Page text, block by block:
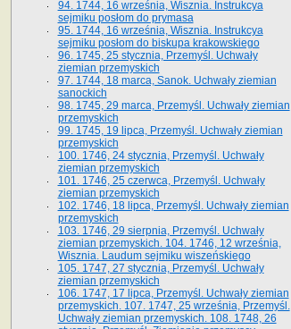
94. 1744, 16 września, Wisznia. Instrukcya
sejmiku posłom do prymasa
95. 1744, 16 września, Wisznia. Instrukcya
sejmiku posłom do biskupa krakowskiego
96. 1745, 25 stycznia, Przemyśl. Uchwały
ziemian przemyskich
97. 1744, 18 marca, Sanok. Uchwały ziemian
sanockich
98. 1745, 29 marca, Przemyśl. Uchwały ziemian
przemyskich
99. 1745, 19 lipca, Przemyśl. Uchwały ziemian
przemyskich
100. 1746, 24 stycznia, Przemyśl. Uchwały
ziemian przemyskich
101. 1746, 25 czerwca, Przemyśl. Uchwały
ziemian przemyskich
102. 1746, 18 lipca, Przemyśl. Uchwały ziemian
przemyskich
103. 1746, 29 sierpnia, Przemyśl. Uchwały
ziemian przemyskich. 104. 1746, 12 września,
Wisznia. Laudum sejmiku wiszeńskiego
105. 1747, 27 stycznia, Przemyśl. Uchwały
ziemian przemyskich
106. 1747, 17 lipca, Przemyśl. Uchwały ziemian
przemyskich. 107. 1747, 25 września, Przemyśl.
Uchwały ziemian przemyskich. 108. 1748, 26